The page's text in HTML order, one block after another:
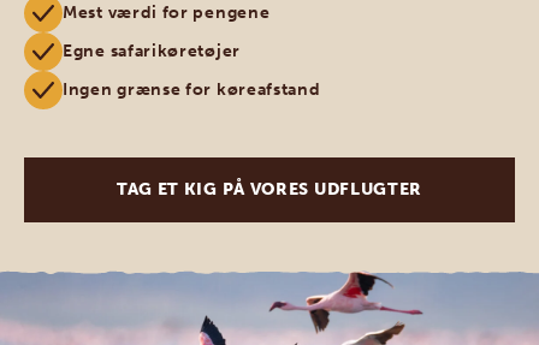
Mest værdi for pengene
Egne safarikøretøjer
Ingen grænse for køreafstand
TAG ET KIG PÅ VORES UDFLUGTER